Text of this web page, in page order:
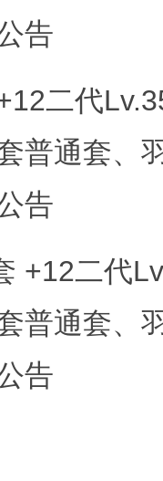
告
二代
普通套、
告
+12二代
普通套、
告